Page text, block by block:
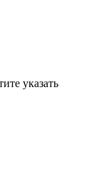
указать